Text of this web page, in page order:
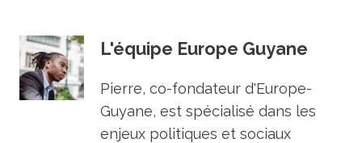
L'équipe Europe Guyane
Pierre, co-fondateur d'Europe-
Guyane, est spécialisé dans les
enjeux politiques et sociaux